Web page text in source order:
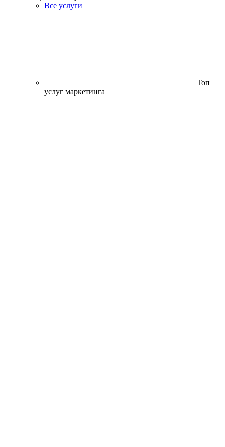
Все услуги
Топ
услуг маркетинга